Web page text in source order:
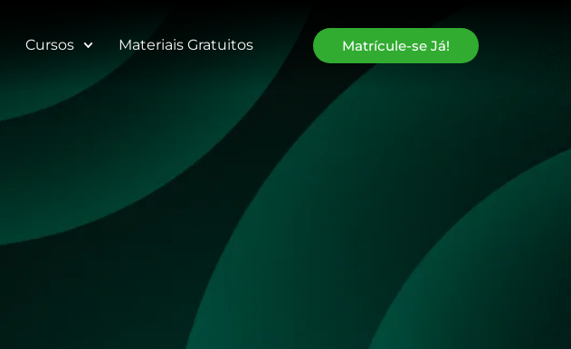
Cursos Materiais Gratuitos Matrícule-se Já!